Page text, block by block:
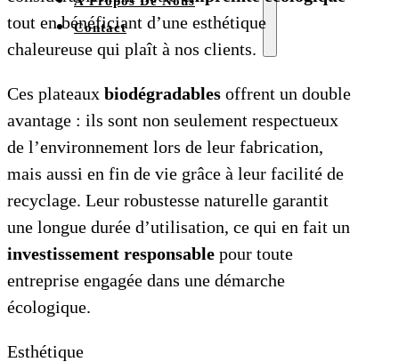
Contact
tout en bénéficiant d’une esthétique
chaleureuse qui plaît à nos clients.
Ces plateaux biodégradables offrent un double
avantage : ils sont non seulement respectueux
de l’environnement lors de leur fabrication,
mais aussi en fin de vie grâce à leur facilité de
recyclage. Leur robustesse naturelle garantit
une longue durée d’utilisation, ce qui en fait un
investissement responsable pour toute
entreprise engagée dans une démarche
écologique.
Esthétique